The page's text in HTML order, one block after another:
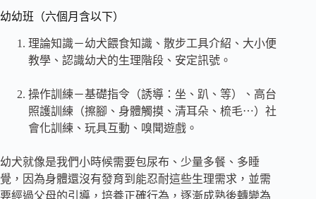
幼幼班（六個月含以下）
理論知識－幼犬餵食知識、散步工具介紹、大小便
教學、認識幼犬的生理階段、安定訊號。
操作訓練－基礎指令（誘導：坐、趴、等）、高台
照護訓練（擦腳、身體觸摸、清耳朵、梳毛⋯）社
會化訓練、玩具互動、嗅聞遊戲。
幼犬就像是我們小時候需要包尿布、少量多餐、多睡
覺，因為身體還沒有發育到能忍耐這些生理需求，並需
要經過父母的引導，培養正確行為，逐漸成熟後轉變為